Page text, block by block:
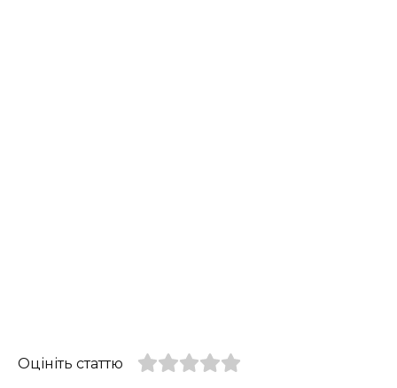
Оцініть статтю